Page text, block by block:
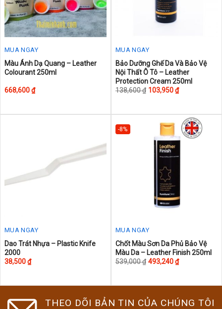
the
product
page
MUA NGAY
This
product
has
on
Màu Ánh Dạ Quang – Leather
Colourant 250ml
668,600₫
MUA NGAY
This
product
has
options
Bảo Dưỡng Ghế Da Và Bảo Vệ
Nội Thất Ô Tô – Leather
Protection Cream 250ml
138,600₫ 103,950₫
MUA NGAY
Dao Trát Nhựa – Plastic Knife
2000
38,500₫
-8%
MUA NGAY
This
product
has
The
Chốt Màu Sơn Da Phủ Bảo Vệ
Màu Da – Leather Finish 250ml
539,000₫ 493,240₫
THEO DÕI BẢN TIN CỦA CHÚNG TÔI